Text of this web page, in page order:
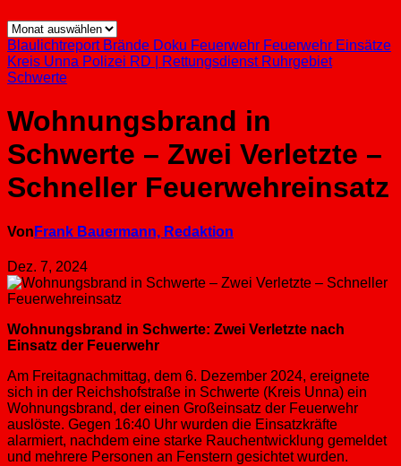
Archiv
Blaulichtreport Brände Doku Feuerwehr Feuerwehr Einsätze
Kreis Unna Polizei RD | Rettungsdienst Ruhrgebiet
Schwerte
Wohnungsbrand in
Schwerte – Zwei Verletzte –
Schneller Feuerwehreinsatz
Von Frank Bauermann, Redaktion
Dez. 7, 2024
Wohnungsbrand in Schwerte: Zwei Verletzte nach
Einsatz der Feuerwehr
Am Freitagnachmittag, dem 6. Dezember 2024, ereignete
sich in der Reichshofstraße in Schwerte (Kreis Unna) ein
Wohnungsbrand, der einen Großeinsatz der Feuerwehr
auslöste. Gegen 16:40 Uhr wurden die Einsatzkräfte
alarmiert, nachdem eine starke Rauchentwicklung gemeldet
und mehrere Personen an Fenstern gesichtet wurden.